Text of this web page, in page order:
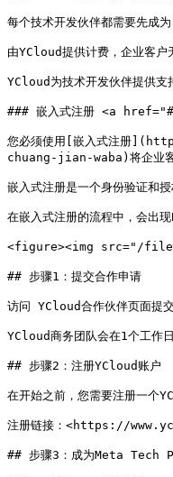
每个技术开发伙伴都需要先
由YCloud提供计费，企业客户
YCloud为技术开发伙伴提供支
### 嵌入式注册 <a
您必须使用[嵌入式注册
chuang-jian-waba)将企业客
嵌入式注册是一个身份验证和
在嵌入式注册的流程中，会出
<figure><img src="/files/
## 步骤1：提交合作申请
访问 YCloud合作伙伴页
YCloud商务团队会在1个工作日
## 步骤2：注册YCloud账户
在开始之前，您需要注册一个
注册链接：<https://
## 步骤3：成为Meta Tech